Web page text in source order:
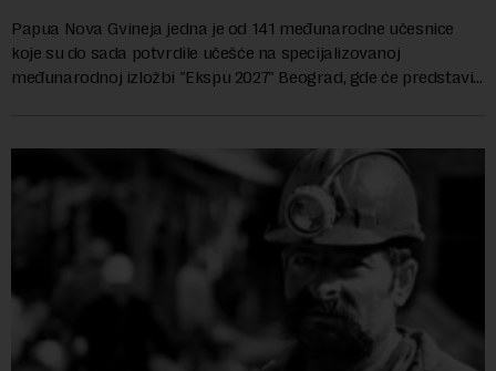
Papua Nova Gvineja jedna je od 141 međunarodne učesnice
koje su do sada potvrdile učešće na specijalizovanoj
međunarodnoj izložbi "Ekspu 2027" Beograd, gde će predstaviti